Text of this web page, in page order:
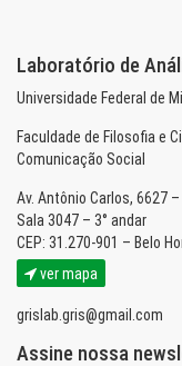
Laboratório de
Universidade Federal de
Faculdade de Filosofia e
Comunicação Social
Av. Antônio Carlos, 6627
Sala 3047 – 3° andar
CEP: 31.270-901 – Belo
ver mapa
grislab.gris@gmail.com
Assine nossa